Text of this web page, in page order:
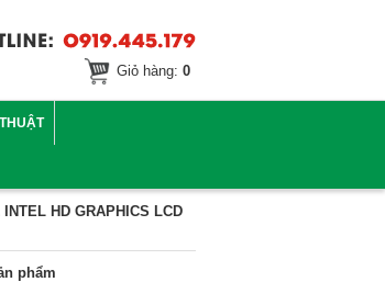
Giỏ hàng: 0
HD GRAPHICS LCD
phẩm